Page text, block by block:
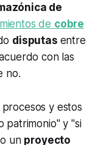
de
de cobre
disputas entre
con las
no.
y estos
patrimonio" y "si
un proyecto